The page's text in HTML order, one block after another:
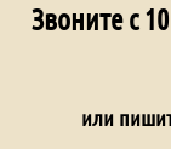
Звоните с
или